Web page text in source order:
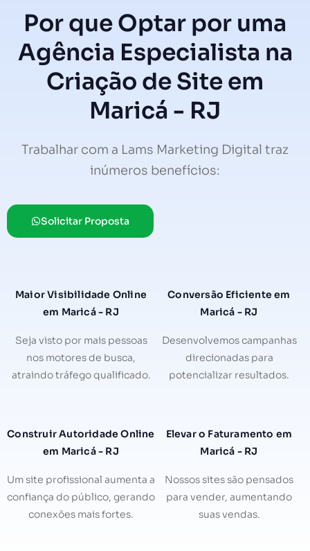
Por que Optar por uma
Agência Especialista na
Criação de Site em
Maricá - RJ
Trabalhar com a Lams Marketing Digital traz
inúmeros benefícios:
Solicitar Proposta
Maior Visibilidade Online
em Maricá - RJ
Seja visto por mais pessoas
nos motores de busca,
atraindo tráfego qualificado.
Conversão Eficiente em
Maricá - RJ
Desenvolvemos campanhas
direcionadas para
potencializar resultados.
Construir Autoridade Online
em Maricá - RJ
Um site profissional aumenta a
confiança do público, gerando
conexões mais fortes.
Elevar o Faturamento em
Maricá - RJ
Nossos sites são pensados
para vender, aumentando
suas vendas.